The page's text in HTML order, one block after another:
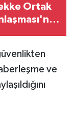
Ortak
ve